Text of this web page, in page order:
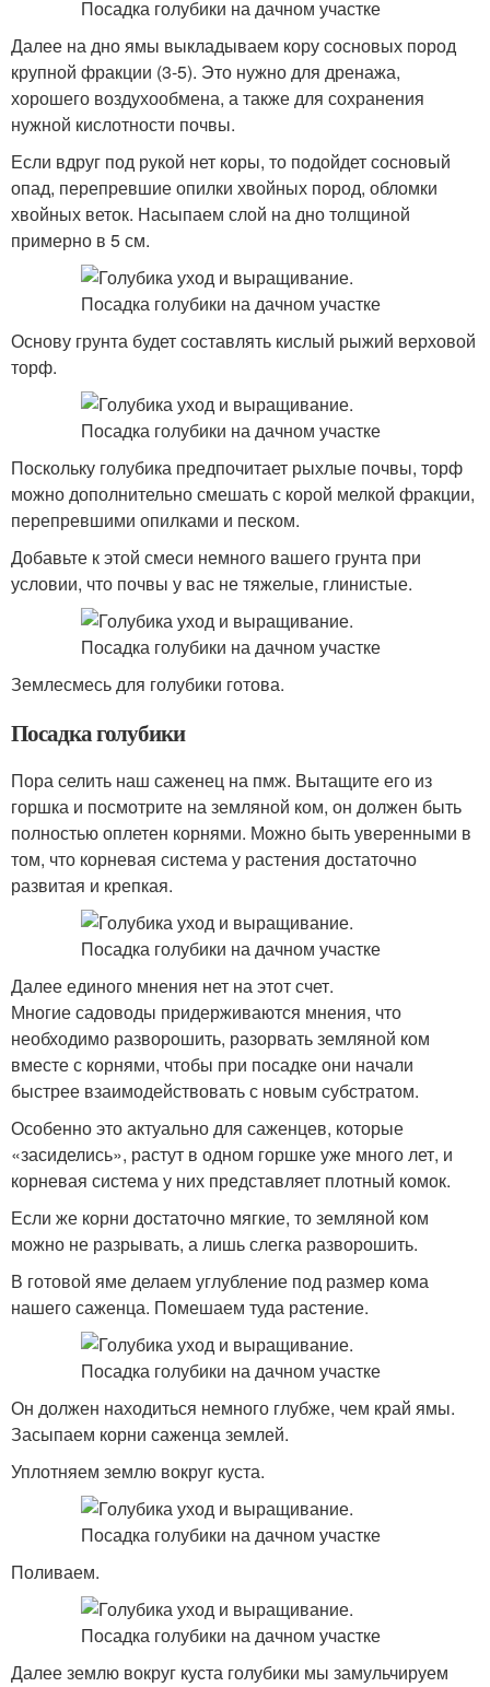
Далее на дно ямы выкладываем кору сосновых пород
крупной фракции (3-5). Это нужно для дренажа,
хорошего воздухообмена, а также для сохранения
нужной кислотности почвы.
Если вдруг под рукой нет коры, то подойдет сосновый
опад, перепревшие опилки хвойных пород, обломки
хвойных веток. Насыпаем слой на дно толщиной
примерно в 5 см.
Основу грунта будет составлять кислый рыжий верховой
торф.
Поскольку голубика предпочитает рыхлые почвы, торф
можно дополнительно смешать с корой мелкой фракции,
перепревшими опилками и песком.
Добавьте к этой смеси немного вашего грунта при
условии, что почвы у вас не тяжелые, глинистые.
Землесмесь для голубики готова.
Посадка голубики
Пора селить наш саженец на пмж. Вытащите его из
горшка и посмотрите на земляной ком, он должен быть
полностью оплетен корнями. Можно быть уверенными в
том, что корневая система у растения достаточно
развитая и крепкая.
Далее единого мнения нет на этот счет.
Многие садоводы придерживаются мнения, что
необходимо разворошить, разорвать земляной ком
вместе с корнями, чтобы при посадке они начали
быстрее взаимодействовать с новым субстратом.
Особенно это актуально для саженцев, которые
«засиделись», растут в одном горшке уже много лет, и
корневая система у них представляет плотный комок.
Если же корни достаточно мягкие, то земляной ком
можно не разрывать, а лишь слегка разворошить.
В готовой яме делаем углубление под размер кома
нашего саженца. Помешаем туда растение.
Он должен находиться немного глубже, чем край ямы.
Засыпаем корни саженца землей.
Уплотняем землю вокруг куста.
Поливаем.
Далее землю вокруг куста голубики мы замульчируем